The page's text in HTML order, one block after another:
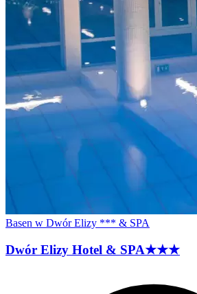
Basen w Dwór Elizy *** & SPA
Dwór Elizy Hotel & SPA★★★